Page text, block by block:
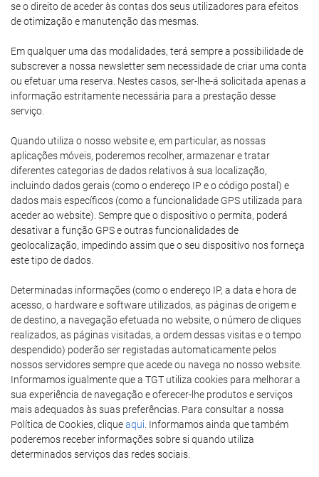
se o direito de aceder às contas dos seus utilizadores para efeitos
de otimização e manutenção das mesmas.
Em qualquer uma das modalidades, terá sempre a possibilidade de
subscrever a nossa newsletter sem necessidade de criar uma conta
ou efetuar uma reserva. Nestes casos, ser-lhe-á solicitada apenas a
informação estritamente necessária para a prestação desse
serviço.
Quando utiliza o nosso website e, em particular, as nossas
aplicações móveis, poderemos recolher, armazenar e tratar
diferentes categorias de dados relativos à sua localização,
incluindo dados gerais (como o endereço IP e o código postal) e
dados mais específicos (como a funcionalidade GPS utilizada para
aceder ao website). Sempre que o dispositivo o permita, poderá
desativar a função GPS e outras funcionalidades de
geolocalização, impedindo assim que o seu dispositivo nos forneça
este tipo de dados.
Determinadas informações (como o endereço IP, a data e hora de
acesso, o hardware e software utilizados, as páginas de origem e
de destino, a navegação efetuada no website, o número de cliques
realizados, as páginas visitadas, a ordem dessas visitas e o tempo
despendido) poderão ser registadas automaticamente pelos
nossos servidores sempre que acede ou navega no nosso website.
Informamos igualmente que a TGT utiliza cookies para melhorar a
sua experiência de navegação e oferecer-lhe produtos e serviços
mais adequados às suas preferências. Para consultar a nossa
Política de Cookies, cliqueaqui . Informamos ainda que também
poderemos receber informações sobre si quando utiliza
determinados serviços das redes sociais.